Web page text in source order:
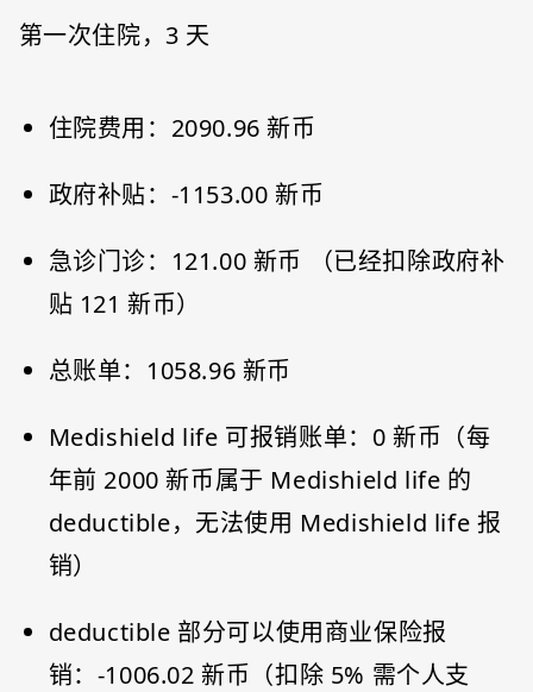
第一次住院，3 天
住院费用：2090.96 新币
政府补贴：-1153.00 新币
急诊门诊：121.00 新币 （已经扣除政府补
贴 121 新币）
总账单：1058.96 新币
Medishield life 可报销账单：0 新币（每
年前 2000 新币属于 Medishield life 的
deductible，无法使用 Medishield life 报
销）
deductible 部分可以使用商业保险报
销：-1006.02 新币（扣除 5% 需个人支